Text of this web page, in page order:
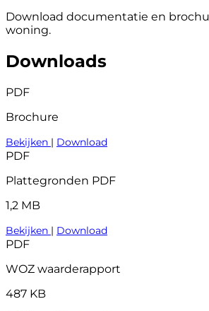
Download documentatie en
woning.
Downloads
PDF
Brochure
Bekijken | Download
PDF
Plattegronden PDF
1,2 MB
Bekijken | Download
PDF
WOZ waarderapport
487 KB